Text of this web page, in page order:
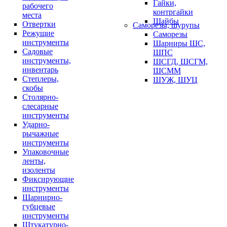
рабочего
места
Отвертки
Режущие
инструменты
Садовые
инструменты,
инвентарь
Степлеры,
скобы
Столярно-
слесарные
инструменты
Ударно-
рычажные
инструменты
Упаковочные
ленты,
изоленты
Фиксирующие
инструменты
Шарнирно-
губцевые
инструменты
Штукатурно-
Гайки,
контргайки
Шайбы
Саморезы, шурупы
Саморезы
Шарниры ШС,
ШПС
ШСГД, ШСГМ,
ШСММ
ШУЖ, ШУЦ